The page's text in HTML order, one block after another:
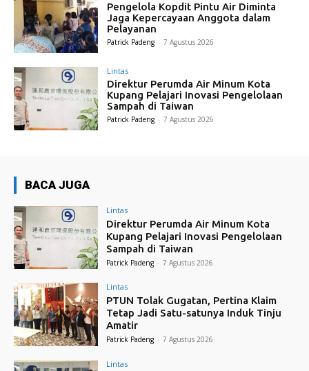
Pengelola Kopdit Pintu Air Diminta
Jaga Kepercayaan Anggota dalam
Pelayanan
Patrick Padeng - 7 Agustus 2026
Lintas
Direktur Perumda Air Minum Kota
Kupang Pelajari Inovasi Pengelolaan
Sampah di Taiwan
Patrick Padeng - 7 Agustus 2026
BACA JUGA
Lintas
Direktur Perumda Air Minum Kota
Kupang Pelajari Inovasi Pengelolaan
Sampah di Taiwan
Patrick Padeng - 7 Agustus 2026
Lintas
PTUN Tolak Gugatan, Pertina Klaim
Tetap Jadi Satu-satunya Induk Tinju
Amatir
Patrick Padeng - 7 Agustus 2026
Lintas